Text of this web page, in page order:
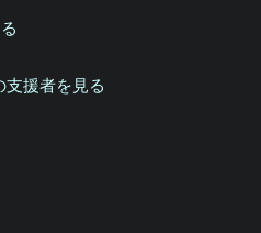
支援者を見る